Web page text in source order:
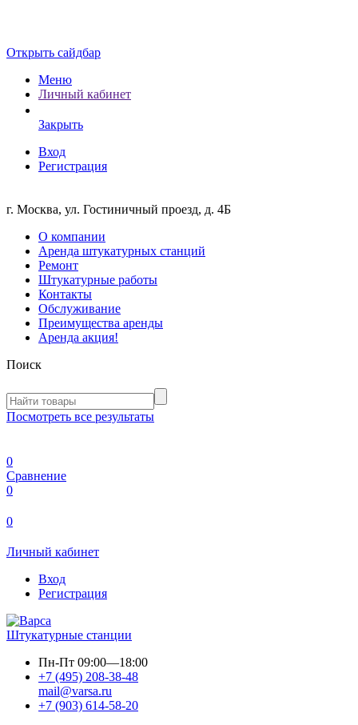
Открыть сайдбар
Меню
Личный кабинет
Закрыть
Вход
Регистрация
г. Москва, ул. Гостиничный проезд, д. 4Б
О компании
Аренда штукатурных станций
Ремонт
Штукатурные работы
Контакты
Обслуживание
Преимущества аренды
Аренда акция!
Поиск
Посмотреть все результаты
0
Сравнение
0
0
Личный кабинет
Вход
Регистрация
Штукатурные станции
Пн-Пт 09:00—18:00
+7 (495) 208-38-48
mail@varsa.ru
+7 (903) 614-58-20